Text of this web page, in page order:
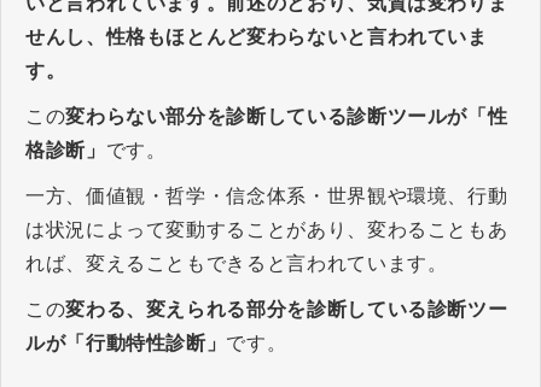
せんし、性格もほとんど変わらないと言われていま
す。
この変わらない部分を診断している診断ツールが「性
格診断」 です。
一方、価値観・哲学・信念体系・世界観や環境、行動
は状況によって変動することがあり、変わることもあ
れば、変えることもできると言われています。
この変わる、変えられる部分を診断している診断ツー
ルが「行動特性診断」 です。